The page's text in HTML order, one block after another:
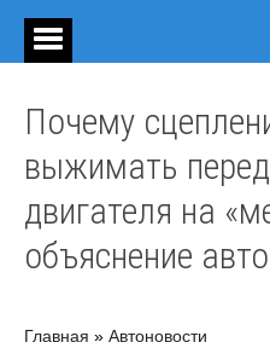
Почему
выжимать
двигателя на
объяснение
Главная » Автоновости